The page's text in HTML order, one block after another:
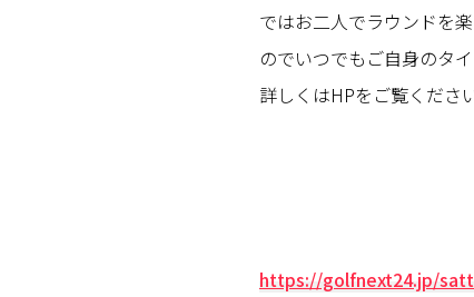
ではお二人でラウンドを
のでいつでもご自身のタ
詳しくはHPをご覧くださ
https://golfnext24.jp/